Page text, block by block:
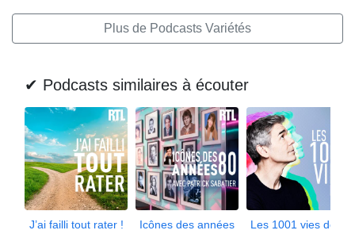
Plus de Podcasts Variétés
✔ Podcasts similaires à écouter
J’ai failli tout rater !
Icônes des années
Les 1001 vies de...